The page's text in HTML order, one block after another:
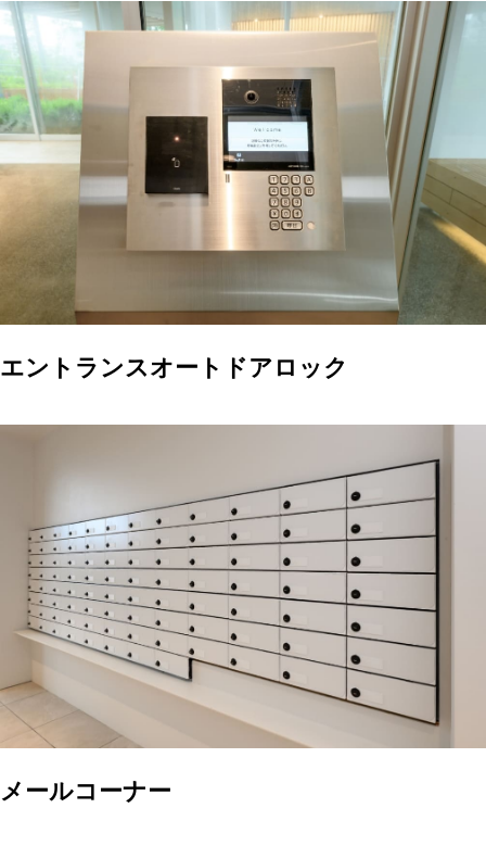
エントランスオートドアロック
メールコーナー